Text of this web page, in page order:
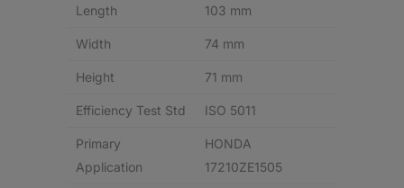
Length 103 mm
Width 74 mm
Height 71 mm
Efficiency Test Std ISO 5011
Primary
Application
HONDA
17210ZE1505